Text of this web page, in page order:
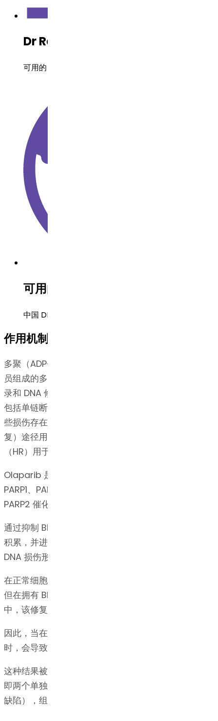
Dr Reddy's 开发状态
可用的
可用的法规申报文件
中国 DMF, USDMF, 巴西 DMF
作用机制
多聚（ADP-核糖）聚合酶（PARPs）是一类由 17 个成
员组成的多功能酶，参与关键的细胞功能，如 DNA 转
录和 DNA 修复。PARP 能识别并修复细胞 DNA 损伤，
包括单链断裂（SSBs）和双链断裂（DSBs）。针对这
些损伤存在不同的修复途径：例如 BER（碱基切除修
复）途径用于修复 SSBs，而 BRCA 依赖的同源重组
（HR）用于修复 DSBs。
Olaparib 是一种 PARP 抑制剂：尽管其作用于
PARP1、PARP2 和 PARP3，但主要是对 PARP1 和
PARP2 催化位点上的 NAD+ 的选择性竞争性抑制剂。
通过抑制 BER 途径，Olaparib 会导致未修复的 SSBs
积累，并进一步形成 DSBs，而 DSB 是最具毒性的
DNA 损伤形式。
在正常细胞中，BRCA 依赖的同源重组可修复 DSBs，
但在拥有 BRCA1/2 突变的细胞（如某些肿瘤细胞）
中，该修复途径是缺陷的。
因此，当在带有 BRCA 突变的癌细胞中抑制 PARP
时，会导致基因组不稳定并引发细胞凋亡。
这种结果被称为 合成致死（Synthetic Lethality）——
即两个单独存在时无害的缺陷（PARP 抑制 + HR 修复
缺陷），组合后会产生致命效果。